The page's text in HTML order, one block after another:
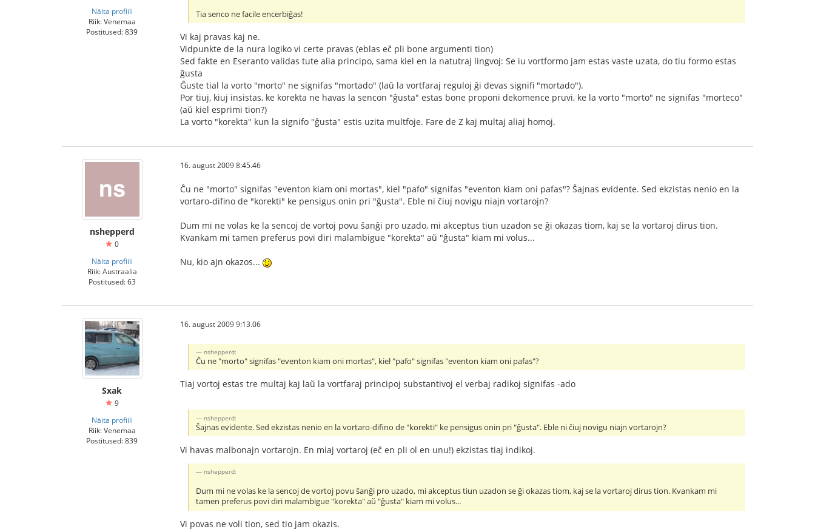
Näita profiili
Riik: Venemaa
Postitused: 839
Tia senco ne facile encerbiĝas!
Vi kaj pravas kaj ne.
Vidpunkte de la nura logiko vi certe pravas (eblas eĉ pli bone argumenti tion)
Sed fakte en Eseranto validas tute alia principo, sama kiel en la natutraj lingvoj: Se iu vortformo jam estas vaste uzata, do tiu formo estas
ĝusta
Ĝuste tial la vorto "morto" ne signifas "mortado" (laŭ la vortfaraj reguloj ĝi devas signifi "mortado").
Por tiuj, kiuj insistas, ke korekta ne havas la sencon "ĝusta" estas bone proponi dekomence pruvi, ke la vorto "morto" ne signifas "morteco"
(aŭ kiel esprimi tion?)
La vorto "korekta" kun la signifo "ĝusta" estis uzita multfoje. Fare de Z kaj multaj aliaj homoj.
nshepperd
0
Näita profiili
Riik: Austraalia
Postitused: 63
16. august 2009 8:45.46
Ĉu ne "morto" signifas "eventon kiam oni mortas", kiel "pafo" signifas "eventon kiam oni pafas"? Ŝajnas evidente. Sed ekzistas nenio en la
vortaro-difino de "korekti" ke pensigus onin pri "ĝusta". Eble ni ĉiuj novigu niajn vortarojn?
Dum mi ne volas ke la sencoj de vortoj povu ŝanĝi pro uzado, mi akceptus tiun uzadon se ĝi okazas tiom, kaj se la vortaroj dirus tion.
Kvankam mi tamen preferus povi diri malambigue "korekta" aŭ "ĝusta" kiam mi volus...
Nu, kio ajn okazos...
Sxak
9
Näita profiili
Riik: Venemaa
Postitused: 839
16. august 2009 9:13.06
nshepperd:
Ĉu ne "morto" signifas "eventon kiam oni mortas", kiel "pafo" signifas "eventon kiam oni pafas"?
Tiaj vortoj estas tre multaj kaj laŭ la vortfaraj principoj substantivoj el verbaj radikoj signifas -ado
nshepperd:
Ŝajnas evidente. Sed ekzistas nenio en la vortaro-difino de "korekti" ke pensigus onin pri "ĝusta". Eble ni ĉiuj novigu niajn vortarojn?
Vi havas malbonajn vortarojn. En miaj vortaroj (eĉ en pli ol en unu!) ekzistas tiaj indikoj.
nshepperd:
Dum mi ne volas ke la sencoj de vortoj povu ŝanĝi pro uzado, mi akceptus tiun uzadon se ĝi okazas tiom, kaj se la vortaroj dirus tion. Kvankam mi
tamen preferus povi diri malambigue "korekta" aŭ "ĝusta" kiam mi volus...
Vi povas ne voli tion, sed tio jam okazis.